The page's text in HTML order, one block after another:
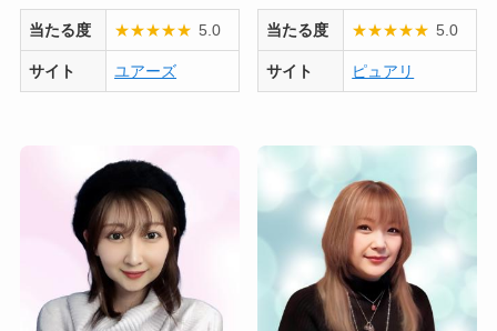
当たる度 ★★★★★ 5.0
サイト ユアーズ
当たる度 ★★★★★ 5.0
サイト ピュアリ